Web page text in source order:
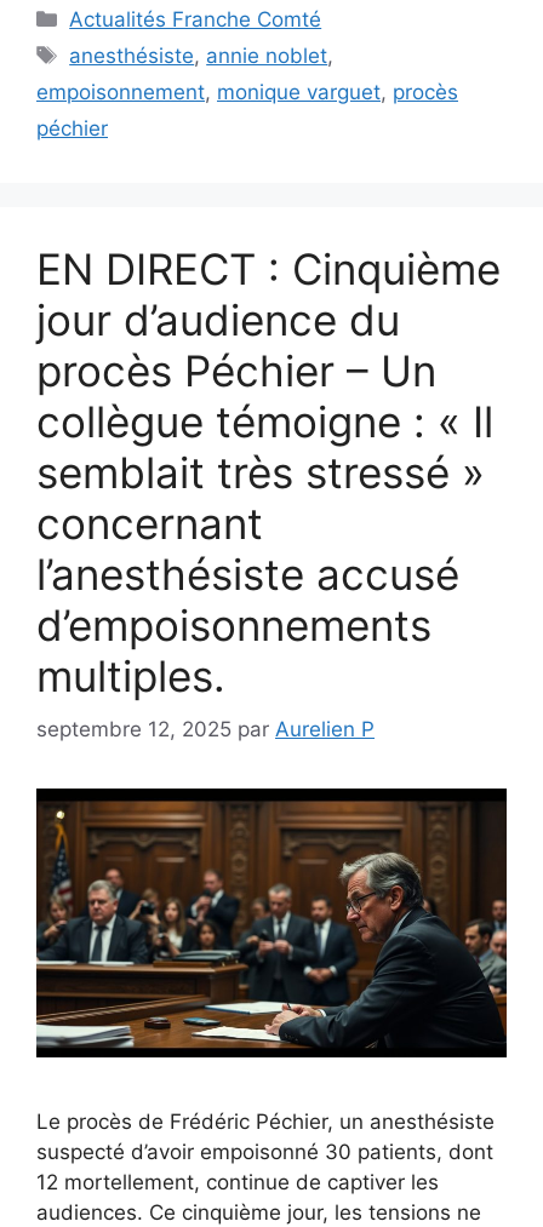
Catégories
Actualités Franche Comté
Étiquettes
anesthésiste, annie noblet,
empoisonnement, monique varguet, procès
péchier
EN DIRECT : Cinquième
jour d’audience du
procès Péchier – Un
collègue témoigne : « Il
semblait très stressé »
concernant
l’anesthésiste accusé
d’empoisonnements
multiples.
septembre 12, 2025 par Aurelien P
Le procès de Frédéric Péchier, un anesthésiste
suspecté d’avoir empoisonné 30 patients, dont
12 mortellement, continue de captiver les
audiences. Ce cinquième jour, les tensions ne